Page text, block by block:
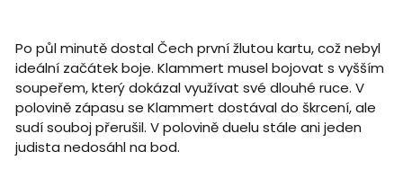
Po půl minutě dostal Čech první žlutou kartu, což nebyl
ideální začátek boje. Klammert musel bojovat s vyšším
soupeřem, který dokázal využívat své dlouhé ruce. V
polovině zápasu se Klammert dostával do škrcení, ale
sudí souboj přerušil. V polovině duelu stále ani jeden
judista nedosáhl na bod.